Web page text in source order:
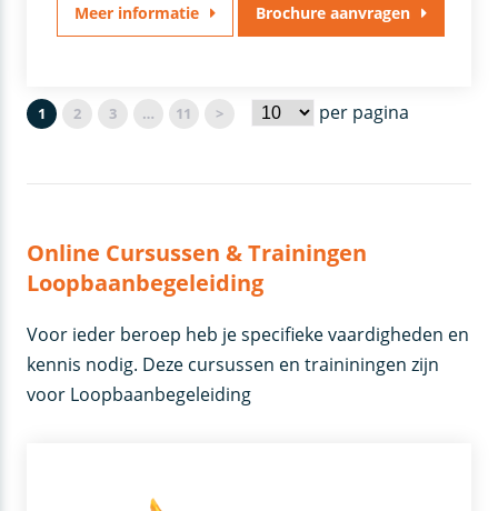
Meer informatie Brochure aanvragen
1 2 3 … 11 > per pagina
Online Cursussen & Trainingen
Loopbaanbegeleiding
Voor ieder beroep heb je specifieke vaardigheden en
kennis nodig. Deze cursussen en traininingen zijn
voor Loopbaanbegeleiding